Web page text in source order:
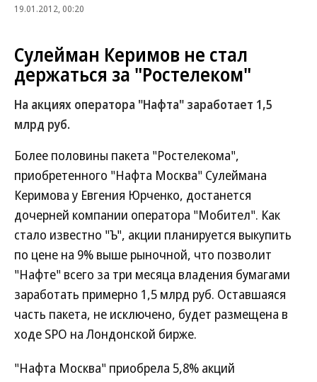
19.01.2012, 00:20
Сулейман Керимов не стал
держаться за "Ростелеком"
На акциях оператора "Нафта" заработает 1,5
млрд руб.
Более половины пакета "Ростелекома",
приобретенного "Нафта Москва" Сулеймана
Керимова у Евгения Юрченко, достанется
дочерней компании оператора "Мобител". Как
стало известно "Ъ", акции планируется выкупить
по цене на 9% выше рыночной, что позволит
"Нафте" всего за три месяца владения бумагами
заработать примерно 1,5 млрд руб. Оставшаяся
часть пакета, не исключено, будет размещена в
ходе SPO на Лондонской бирже.
"Нафта Москва" приобрела 5,8% акций